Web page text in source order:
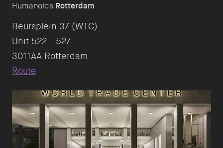
Humanoids Rotterdam
Beursplein 37 (WTC)
Unit 522 - 527
Route